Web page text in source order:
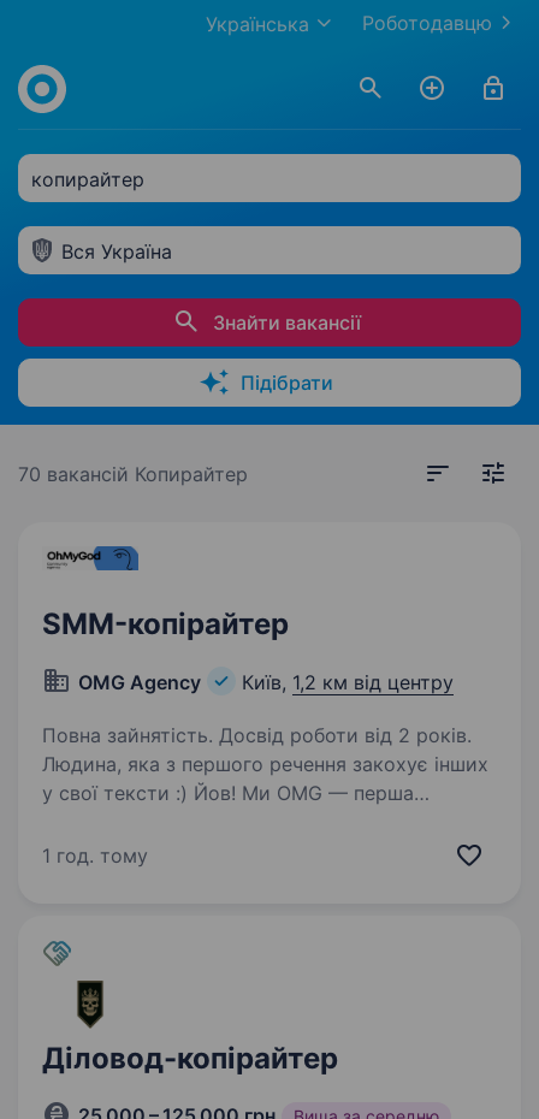
Роботодавцю
Українська
копирайтер
Вся Україна
Знайти вакансії
Підібрати
70 вакансій Копирайтер
SMM-копірайтер
OMG Agency Київ, 1,2 км від центру
Повна зайнятість. Досвід роботи від 2 років.
Людина, яка з першого речення закохує інших
у свої тексти :) Йов! Ми OMG — перша
першими в країні за напрямом інфлюенс-
1 год. тому
Діловод-копірайтер